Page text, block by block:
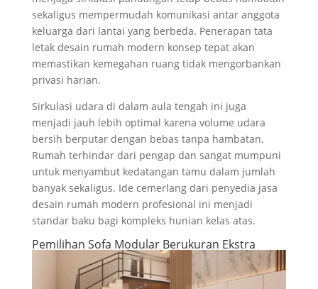
sekaligus mempermudah komunikasi antar anggota
keluarga dari lantai yang berbeda. Penerapan tata
letak desain rumah modern konsep tepat akan
memastikan kemegahan ruang tidak mengorbankan
privasi harian.
Sirkulasi udara di dalam aula tengah ini juga
menjadi jauh lebih optimal karena volume udara
bersih berputar dengan bebas tanpa hambatan.
Rumah terhindar dari pengap dan sangat mumpuni
untuk menyambut kedatangan tamu dalam jumlah
banyak sekaligus. Ide cemerlang dari penyedia jasa
desain rumah modern profesional ini menjadi
standar baku bagi kompleks hunian kelas atas.
Pemilihan Sofa Modular Berukuran Ekstra